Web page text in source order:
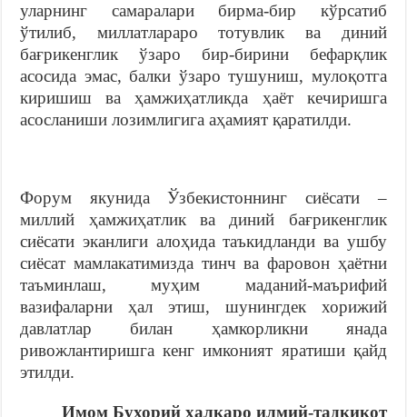
уларнинг самаралари бирма-бир кўрсатиб
ўтилиб, миллатлараро тотувлик ва диний
бағрикенглик ўзаро бир-бирини бефарқлик
асосида эмас, балки ўзаро тушуниш, мулоқотга
киришиш ва ҳамжиҳатликда ҳаёт кечиришга
асосланиши лозимлигига аҳамият қаратилди.
Форум якунида Ўзбекистоннинг сиёсати –
миллий ҳамжиҳатлик ва диний бағрикенглик
сиёсати эканлиги алоҳида таъкидланди ва ушбу
сиёсат мамлакатимизда тинч ва фаровон ҳаётни
таъминлаш, муҳим маданий-маърифий
вазифаларни ҳал этиш, шунингдек хорижий
давлатлар билан ҳамкорликни янада
ривожлантиришга кенг имконият яратиши қайд
этилди.
Имом Бухорий халқаро илмий-тадқиқот